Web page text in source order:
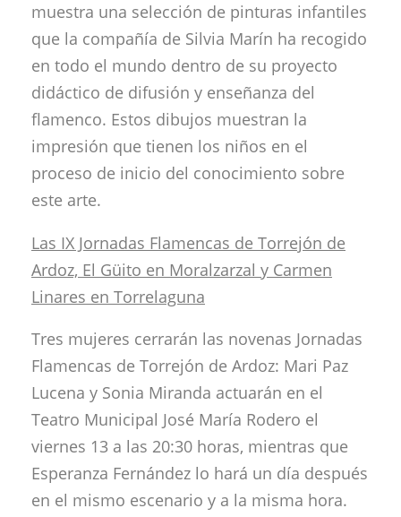
muestra una selección de pinturas infantiles
que la compañía de Silvia Marín ha recogido
en todo el mundo dentro de su proyecto
didáctico de difusión y enseñanza del
flamenco. Estos dibujos muestran la
impresión que tienen los niños en el
proceso de inicio del conocimiento sobre
este arte.
Las IX Jornadas Flamencas de Torrejón de
Ardoz, El Güito en Moralzarzal y Carmen
Linares en Torrelaguna
Tres mujeres cerrarán las novenas Jornadas
Flamencas de Torrejón de Ardoz: Mari Paz
Lucena y Sonia Miranda actuarán en el
Teatro Municipal José María Rodero el
viernes 13 a las 20:30 horas, mientras que
Esperanza Fernández lo hará un día después
en el mismo escenario y a la misma hora.